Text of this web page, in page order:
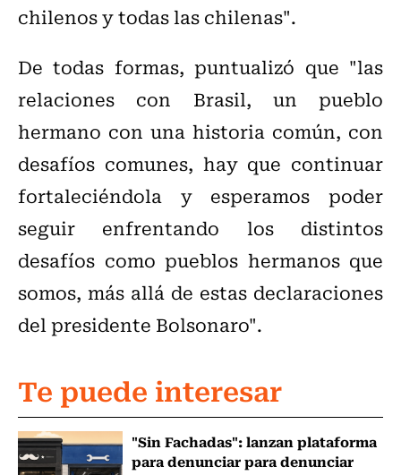
chilenos y todas las chilenas".
De todas formas, puntualizó que "las
relaciones con Brasil, un pueblo
hermano con una historia común, con
desafíos comunes, hay que continuar
fortaleciéndola y esperamos poder
seguir enfrentando los distintos
desafíos como pueblos hermanos que
somos, más allá de estas declaraciones
del presidente Bolsonaro".
Te puede interesar
"Sin Fachadas": lanzan plataforma
para denunciar para denunciar